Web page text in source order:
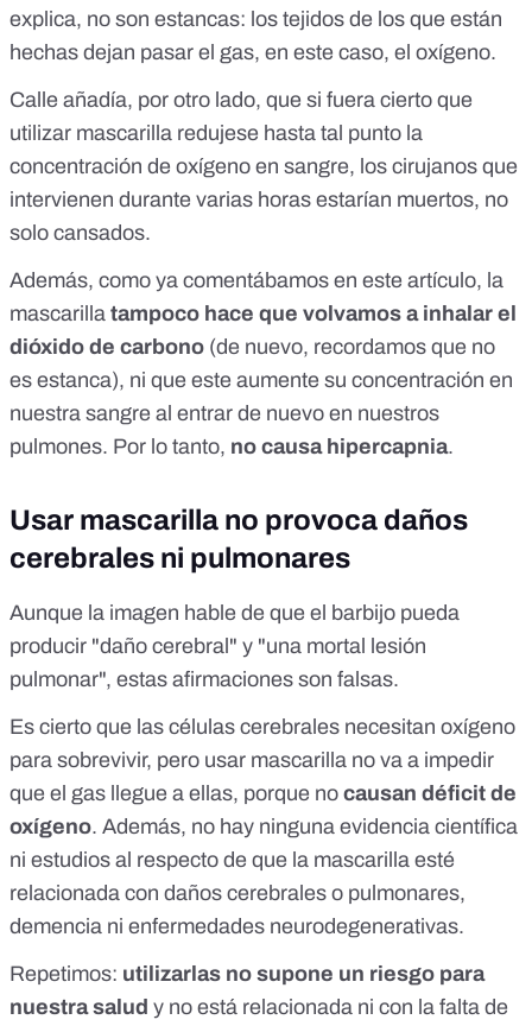
explica, no son estancas: los tejidos de los que están
hechas dejan pasar el gas, en este caso, el oxígeno.
Calle añadía, por otro lado, que si fuera cierto que
utilizar mascarilla redujese hasta tal punto la
concentración de oxígeno en sangre, los cirujanos que
intervienen durante varias horas estarían muertos, no
solo cansados.
Además, como ya comentábamos en este artículo, la
mascarilla tampoco hace que volvamos a inhalar el
dióxido de carbono (de nuevo, recordamos que no
es estanca), ni que este aumente su concentración en
nuestra sangre al entrar de nuevo en nuestros
pulmones. Por lo tanto, no causa hipercapnia.
Usar mascarilla no provoca daños
cerebrales ni pulmonares
Aunque la imagen hable de que el barbijo pueda
producir "daño cerebral" y "una mortal lesión
pulmonar", estas afirmaciones son falsas.
Es cierto que las células cerebrales necesitan oxígeno
para sobrevivir, pero usar mascarilla no va a impedir
que el gas llegue a ellas, porque no causan déficit de
oxígeno. Además, no hay ninguna evidencia científica
ni estudios al respecto de que la mascarilla esté
relacionada con daños cerebrales o pulmonares,
demencia ni enfermedades neurodegenerativas.
Repetimos: utilizarlas no supone un riesgo para
nuestra salud y no está relacionada ni con la falta de